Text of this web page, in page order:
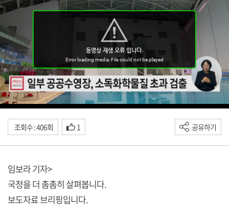
조회수 : 406회 1 공유하기
임보라 기자>
국정을 더 촘촘히 살펴봅니다.
보도자료 브리핑입니다.